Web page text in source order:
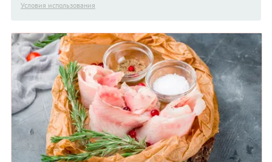
Условия использования